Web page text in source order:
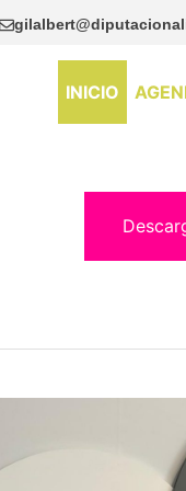
INICIO